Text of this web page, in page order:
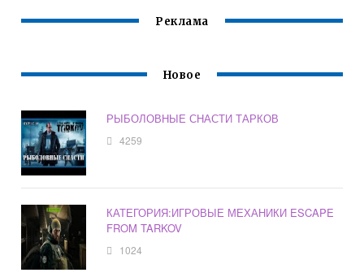
Реклама
Новое
РЫБОЛОВНЫЕ СНАСТИ ТАРКОВ
4259
КАТЕГОРИЯ:ИГРОВЫЕ МЕХАНИКИ ESCAPE
FROM TARKOV
1024